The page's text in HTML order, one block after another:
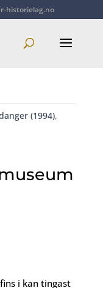
historielag.no
(1994),
i kan tingast